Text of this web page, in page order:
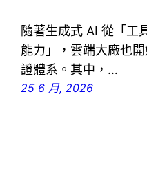
隨著生成式 AI 從「工
能力」，雲端大廠也
證體系。其中，…
25 6 月, 2026